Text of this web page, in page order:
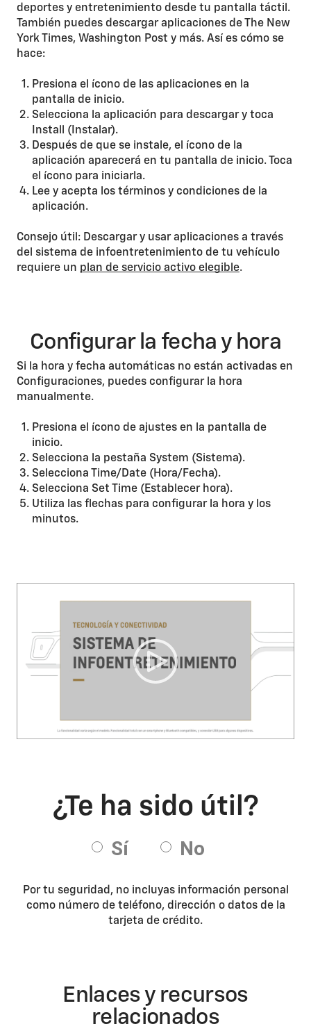
deportes y entretenimiento desde tu pantalla táctil.
También puedes descargar aplicaciones de The New
York Times, Washington Post y más. Así es cómo se
hace:
Presiona el ícono de las aplicaciones en la
pantalla de inicio.
Selecciona la aplicación para descargar y toca
Install (Instalar).
Después de que se instale, el ícono de la
aplicación aparecerá en tu pantalla de inicio. Toca
el ícono para iniciarla.
Lee y acepta los términos y condiciones de la
aplicación.
Consejo útil: Descargar y usar aplicaciones a través
del sistema de infoentretenimiento de tu vehículo
requiere un plan de servicio activo elegible.
Configurar la fecha y hora
Si la hora y fecha automáticas no están activadas en
Configuraciones, puedes configurar la hora
manualmente.
Presiona el ícono de ajustes en la pantalla de
inicio.
Selecciona la pestaña System (Sistema).
Selecciona Time/Date (Hora/Fecha).
Selecciona Set Time (Establecer hora).
Utiliza las flechas para configurar la hora y los
minutos.
Por tu seguridad, no incluyas información personal
como número de teléfono, dirección o datos de la
tarjeta de crédito.
Enlaces y recursos
relacionados